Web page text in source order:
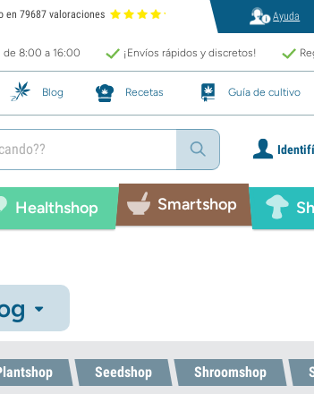
en 79687 valoraciones Ayuda
8:00 a 16:00 ¡Envíos rápidos y discretos!
Blog Recetas Guía de cultivo
Healthshop Smartshop
Seedshop Shroomshop